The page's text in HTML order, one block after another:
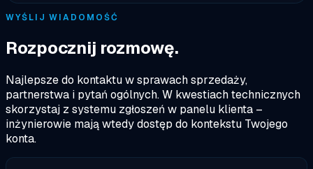
WYŚLIJ WIADOMOŚĆ
Rozpocznij rozmowę.
Najlepsze do kontaktu w sprawach sprzedaży,
partnerstwa i pytań ogólnych. W kwestiach technicznych
skorzystaj z systemu zgłoszeń w panelu klienta –
inżynierowie mają wtedy dostęp do kontekstu Twojego
konta.